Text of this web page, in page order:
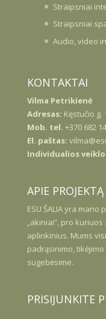
Straipsniai
Straipsniai
Audio, video
KONTAKTAI
Vilma Petrikienė
Adresas: Kęstučio g.
Mob. tel. +370 682
El. paštas:
Individualios
APIE PROJEKTĄ
ESU ŠALIAyra mano
„akiniai”, pro
aplinkinius. Mums
padrąsinimo,
sugebėsime.
PRISIJUNKITE